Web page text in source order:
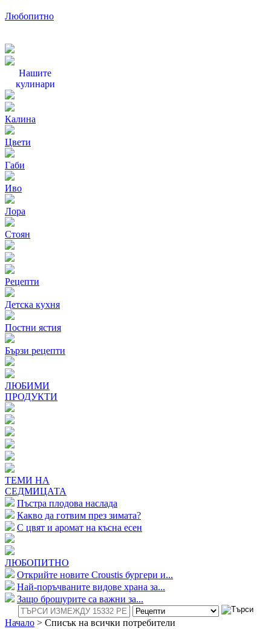
Любопитно
Нашите
кулинари
Калина
Цвети
Габи
Иво
Лора
Стоян
Рецепти
Детска кухня
Постни ястия
Бързи рецепти
ЛЮБИМИ
ПРОДУКТИ
ТЕМИ НА
СЕДМИЦАТА
Пъстра плодова наслада
Какво да готвим през зимата?
С цвят и аромат на късна есен
ЛЮБОПИТНО
Открийте новите Croustis бургери и...
Най-поръчваните видове храна за...
Защо брошурите са важни за...
Начало > Списък на всички потребители